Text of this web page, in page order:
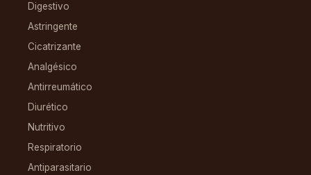
Digestivo
Astringente
Cicatrizante
Analgésico
Antirreumático
Diurético
Nutritivo
Respiratorio
Antiparasitario